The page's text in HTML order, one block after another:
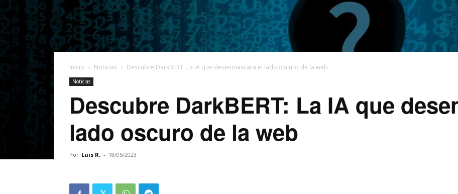
Inicio Noticias Descubre DarkBERT: La IA que desenmascara el lado oscuro de la web
Noticias
Descubre DarkBERT: La IA que
lado oscuro de la web
Por Luis R. - 18/05/2023